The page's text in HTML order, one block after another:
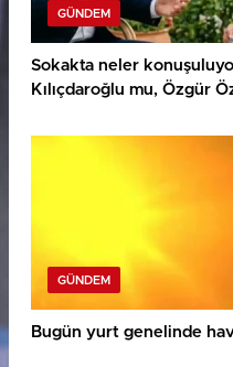
GÜNDEM
Sokakta neler
Kılıçdaroğlu mu, Özgür
GÜNDEM
Bugün yurt genelinde